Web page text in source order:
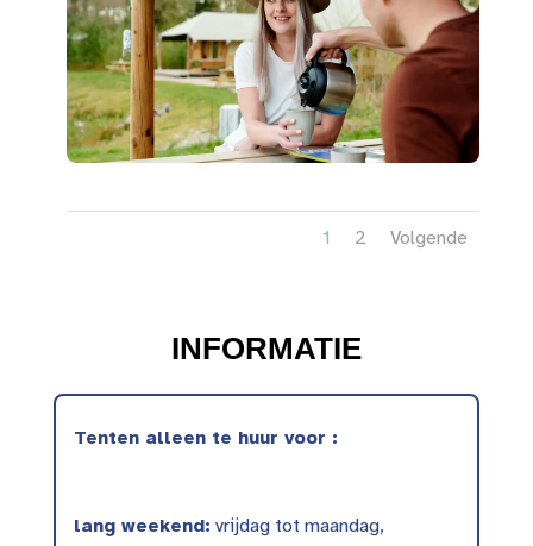
1 2 Volgende
INFORMATIE
Tenten alleen te huur voor :
lang weekend: vrijdag tot maandag,